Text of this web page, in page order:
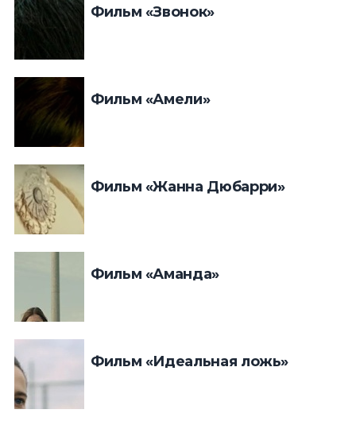
Фильм «Звонок»
Фильм «Амели»
Фильм «Жанна Дюбарри»
Фильм «Аманда»
Фильм «Идеальная ложь»